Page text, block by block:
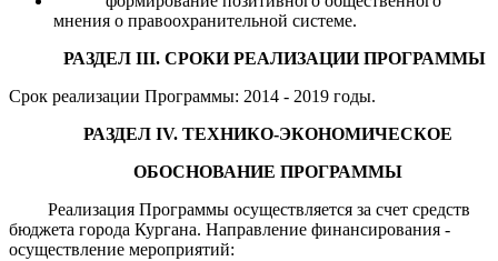
мнения о правоохранительной системе.
РАЗДЕЛ III. СРОКИ РЕАЛИЗАЦИИ ПРОГРАММЫ
Срок реализации Программы: 2014 - 2019 годы.
РАЗДЕЛ IV. ТЕХНИКО-ЭКОНОМИЧЕСКОЕ
ОБОСНОВАНИЕ ПРОГРАММЫ
Реализация Программы осуществляется за счет средств
бюджета города Кургана. Направление финансирования -
осуществление мероприятий: